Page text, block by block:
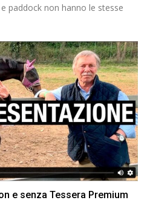
paddock non hanno le stesse
e senza Tessera Premium